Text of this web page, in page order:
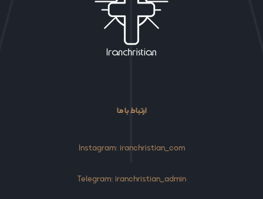
ارتباط با ما
Instagram: iranchristian_com
Telegram: iranchristian_admin